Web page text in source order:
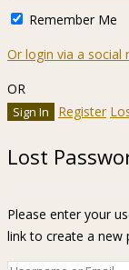
Remember Me
Or login via a social
OR
Register
Lost
Please enter your
link to create a new